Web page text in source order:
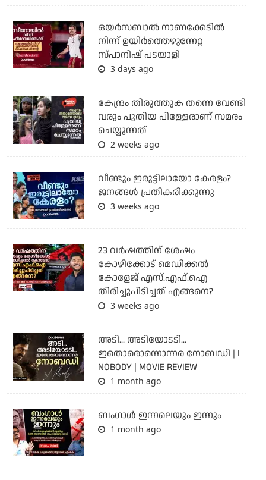
ഒയര്‍സബാൽ നാണക്കേടിൽ
നിന്ന് ഉയിർത്തെഴുന്നേറ്റ
സ്പാനിഷ് പടയാളി
3 days ago
കേന്ദ്രം തിരുത്തുക തന്നെ വേണ്ടി
വരും പുതിയ പിള്ളേരാണ് സമരം
ചെയ്യുന്നത്
2 weeks ago
വീണ്ടും ഇരുട്ടിലായോ കേരളം?
ജനങ്ങൾ പ്രതികരിക്കുന്നു
3 weeks ago
23 വർഷത്തിന് ശേഷം
കോഴിക്കോട് മെഡിക്കൽ
കോളേജ് എസ്.എഫ്.ഐ
തിരിച്ചുപിടിച്ചത് എങ്ങനെ?
3 weeks ago
അടി... അടിയോടടി...
ഇതൊരൊന്നൊന്നര നോബഡി | I
NOBODY | MOVIE REVIEW
1 month ago
ബംഗാള്‍ ഇന്നലെയും ഇന്നും
1 month ago